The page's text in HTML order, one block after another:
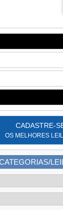
CADASTRE-
OS MELHORES